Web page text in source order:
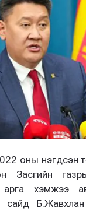
оны нэгдсэн
Засгийн
арга хэмжээ
сайд